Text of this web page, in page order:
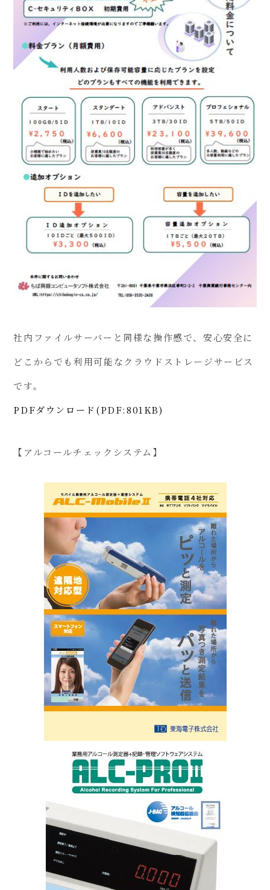
社内ファイルサーバーと同様な操作感で、安心安全に
どこからでも利用可能なクラウドストレージサービス
です。
PDFダウンロード(PDF:801KB)
【アルコールチェックシステム】